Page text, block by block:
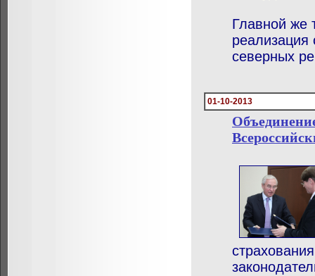
Главной же
реализация
северных
01-10-2013